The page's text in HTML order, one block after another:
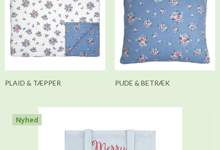
PLAID & TÆPPER PUDE & BETRÆK
Nyhed